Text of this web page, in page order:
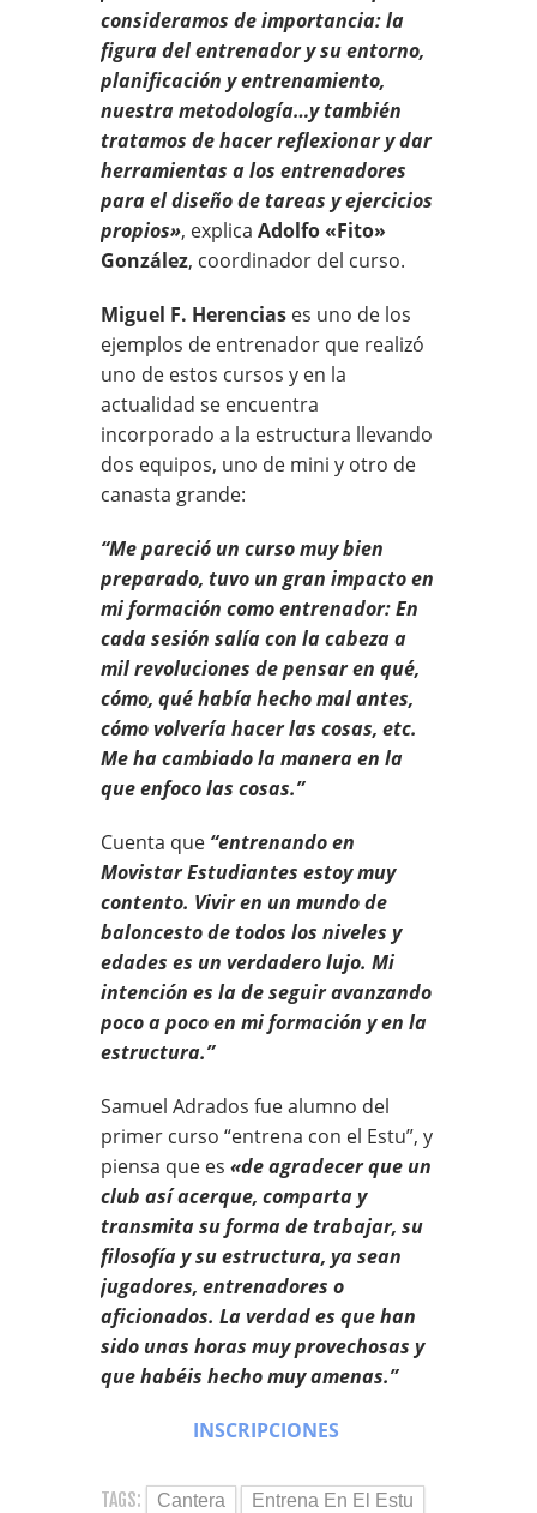
consideramos de importancia: la
figura del entrenador y su entorno,
planificación y entrenamiento,
nuestra metodología…y también
tratamos de hacer reflexionar y dar
herramientas a los entrenadores
para el diseño de tareas y ejercicios
propios», explica Adolfo «Fito»
González, coordinador del curso.
Miguel F. Herencias es uno de los
ejemplos de entrenador que realizó
uno de estos cursos y en la
actualidad se encuentra
incorporado a la estructura llevando
dos equipos, uno de mini y otro de
canasta grande:
“Me pareció un curso muy bien
preparado, tuvo un gran impacto en
mi formación como entrenador: En
cada sesión salía con la cabeza a
mil revoluciones de pensar en qué,
cómo, qué había hecho mal antes,
cómo volvería hacer las cosas, etc.
Me ha cambiado la manera en la
que enfoco las cosas.”
Cuenta que “entrenando en
Movistar Estudiantes estoy muy
contento. Vivir en un mundo de
baloncesto de todos los niveles y
edades es un verdadero lujo. Mi
intención es la de seguir avanzando
poco a poco en mi formación y en la
estructura.”
Samuel Adrados fue alumno del
primer curso “entrena con el Estu”, y
piensa que es «de agradecer que un
club así acerque, comparta y
transmita su forma de trabajar, su
filosofía y su estructura, ya sean
jugadores, entrenadores o
aficionados. La verdad es que han
sido unas horas muy provechosas y
que habéis hecho muy amenas.”
INSCRIPCIONES
TAGS: Cantera
Entrena En El Estu